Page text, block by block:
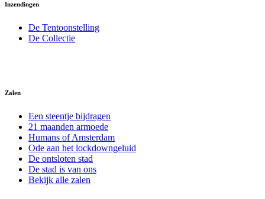
Inzendingen
De Tentoonstelling
De Collectie
Zalen
Een steentje bijdragen
21 maanden armoede
Humans of Amsterdam
Ode aan het lockdowngeluid
De ontsloten stad
De stad is van ons
Bekijk alle zalen